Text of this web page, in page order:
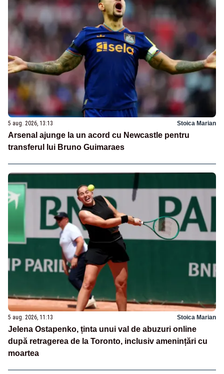
5 aug. 2026, 13:13 Stoica Marian
Arsenal ajunge la un acord cu Newcastle pentru
transferul lui Bruno Guimaraes
5 aug. 2026, 11:13 Stoica Marian
Jelena Ostapenko, ținta unui val de abuzuri online
după retragerea de la Toronto, inclusiv amenințări cu
moartea